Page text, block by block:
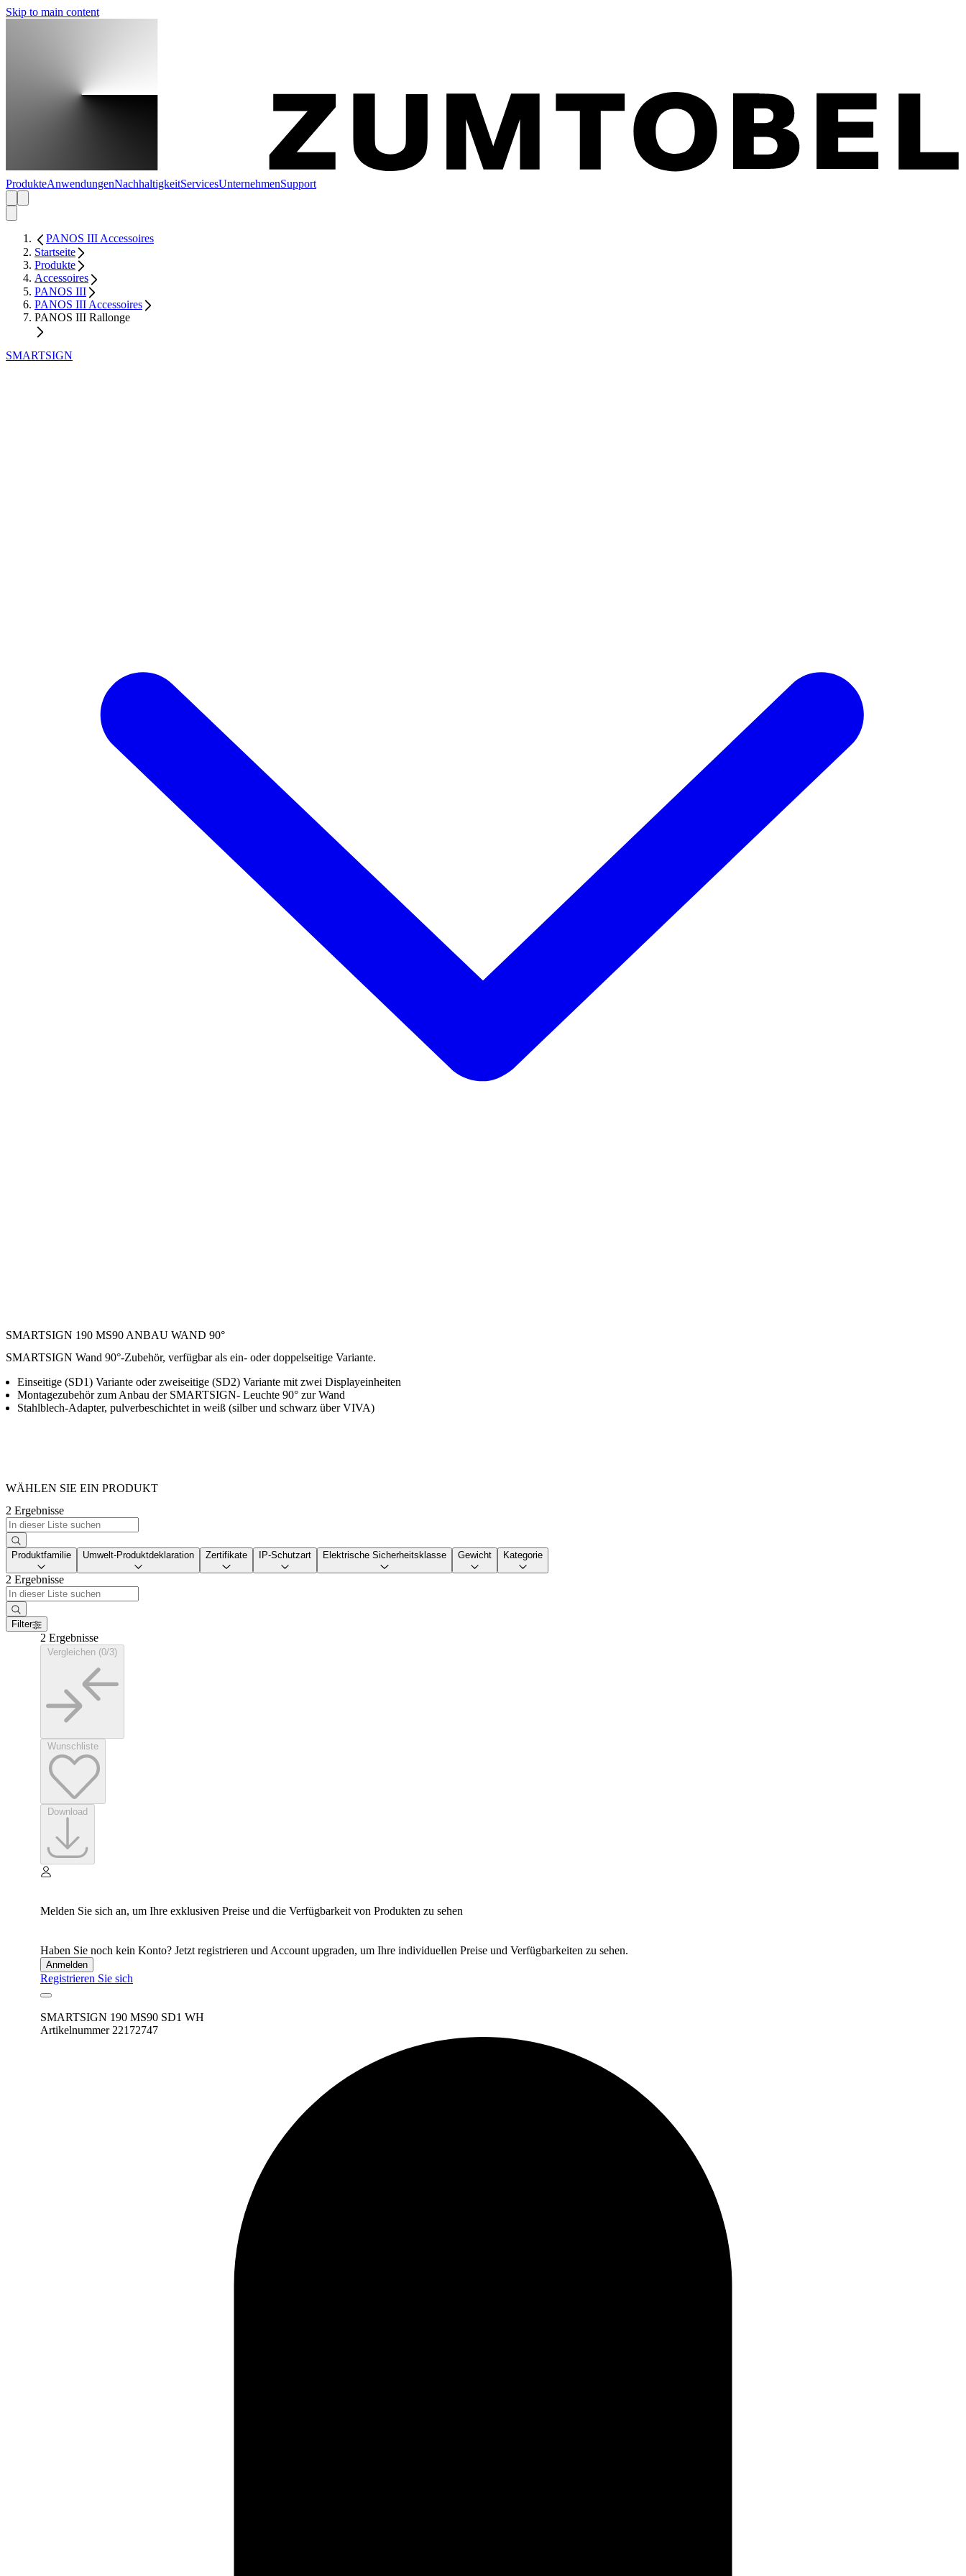
Skip to main content
ProdukteAnwendungenNachhaltigkeitServicesUnternehmenSupport
PANOS III Accessoires
Startseite
Produkte
Accessoires
PANOS III
PANOS III Accessoires
PANOS III Rallonge
SMARTSIGN
SMARTSIGN 190 MS90 ANBAU WAND 90°
SMARTSIGN Wand 90°-Zubehör, verfügbar als ein- oder doppelseitige Variante.
Einseitige (SD1) Variante oder zweiseitige (SD2) Variante mit zwei Displayeinheiten
Montagezubehör zum Anbau der SMARTSIGN- Leuchte 90° zur Wand
Stahlblech-Adapter, pulverbeschichtet in weiß (silber und schwarz über VIVA)
WÄHLEN SIE EIN PRODUKT
2 Ergebnisse
Produktfamilie Umwelt-Produktdeklaration Zertifikate IP-Schutzart Elektrische Sicherheitsklasse Gewicht Kategorie
2 Ergebnisse
Filter
2 Ergebnisse
Melden Sie sich an, um Ihre exklusiven Preise und die Verfügbarkeit von Produkten zu sehen
Haben Sie noch kein Konto? Jetzt registrieren und Account upgraden, um Ihre individuellen Preise und Verfügbarkeiten zu sehen.
Anmelden
Registrieren Sie sich
SMARTSIGN 190 MS90 SD1 WH
Artikelnummer 22172747